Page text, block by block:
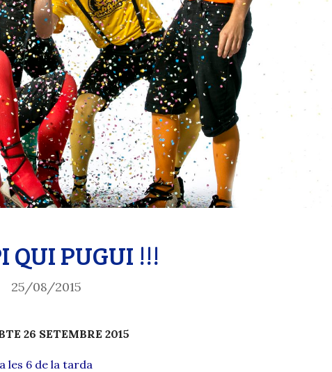
QUI PUGUI !!!
25/08/2015
26 SETEMBRE 2015
a les 6 de la tarda